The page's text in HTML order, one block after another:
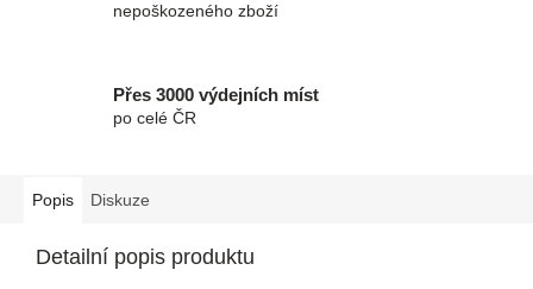
nepoškozeného zboží
Přes 3000 výdejních míst
po celé ČR
Popis Diskuze
Detailní popis produktu